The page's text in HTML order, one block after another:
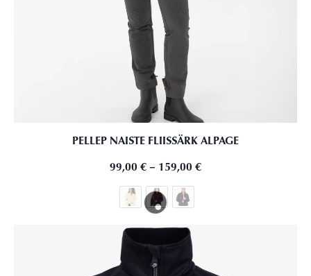
PELLEP NAISTE FLIISSÄRK ALPAGE
99,00 €– 159,00 €